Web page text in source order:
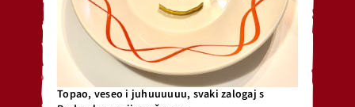
Topao, veseo i juhuuuuuu, svaki zalogaj s